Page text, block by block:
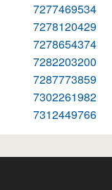
7277469534
7278120429
7278654374
7282203200
7287773859
7302261982
7312449766